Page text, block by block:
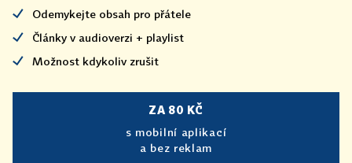
Odemykejte obsah pro přátele
Články v audioverzi + playlist
Možnost kdykoliv zrušit
ZA 80 KČ
s mobilní aplikací
a bez reklam